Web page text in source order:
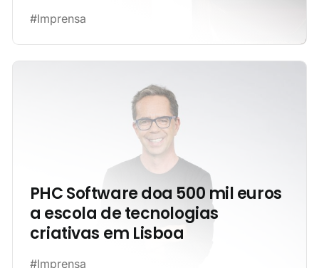
#Imprensa
PHC Software doa 500 mil euros
a escola de tecnologias
criativas em Lisboa
#Imprensa